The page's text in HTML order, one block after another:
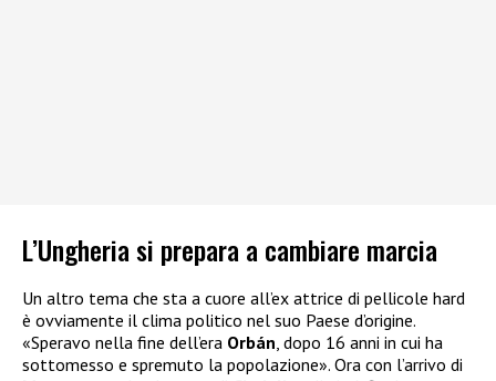
L’Ungheria si prepara a cambiare marcia
Un altro tema che sta a cuore all’ex attrice di pellicole hard
è ovviamente il clima politico nel suo Paese d’origine.
«Speravo nella fine dell’era Orbán , dopo 16 anni in cui ha
sottomesso e spremuto la popolazione». Ora con l’arrivo di